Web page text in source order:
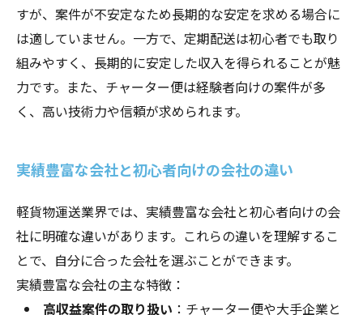
すが、案件が不安定なため長期的な安定を求める場合に
は適していません。一方で、定期配送は初心者でも取り
組みやすく、長期的に安定した収入を得られることが魅
力です。また、チャーター便は経験者向けの案件が多
く、高い技術力や信頼が求められます。
実績豊富な会社と初心者向けの会社の違い
軽貨物運送業界では、実績豊富な会社と初心者向けの会
社に明確な違いがあります。これらの違いを理解するこ
とで、自分に合った会社を選ぶことができます。
実績豊富な会社の主な特徴：
高収益案件の取り扱い ：チャーター便や大手企業と